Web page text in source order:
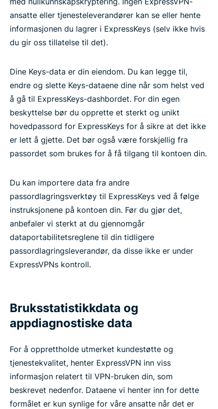
ansatte eller tjenesteleverandører kan se eller hente
informasjonen du lagrer i ExpressKeys (selv ikke hvis
du gir oss tillatelse til det).
Dine Keys-data er din eiendom. Du kan legge til,
endre og slette Keys-dataene dine når som helst ved
å gå til ExpressKeys-dashbordet. For din egen
beskyttelse bør du opprette et sterkt og unikt
hovedpassord for ExpressKeys for å sikre at det ikke
er lett å gjette. Det bør også være forskjellig fra
passordet som brukes for å få tilgang til kontoen din.
Du kan importere data fra andre
passordlagringsverktøy til ExpressKeys ved å følge
instruksjonene på kontoen din. Før du gjør det,
anbefaler vi sterkt at du gjennomgår
dataportabilitetsreglene til din tidligere
passordlagringsleverandør, da disse ikke er under
ExpressVPNs kontroll.
Bruksstatistikkdata og
appdiagnostiske data
For å opprettholde utmerket kundestøtte og
tjenestekvalitet, henter ExpressVPN inn viss
informasjon relatert til VPN-bruken din, som
beskrevet nedenfor. Dataene vi henter inn for dette
formålet er kun synlige for våre ansatte når det er